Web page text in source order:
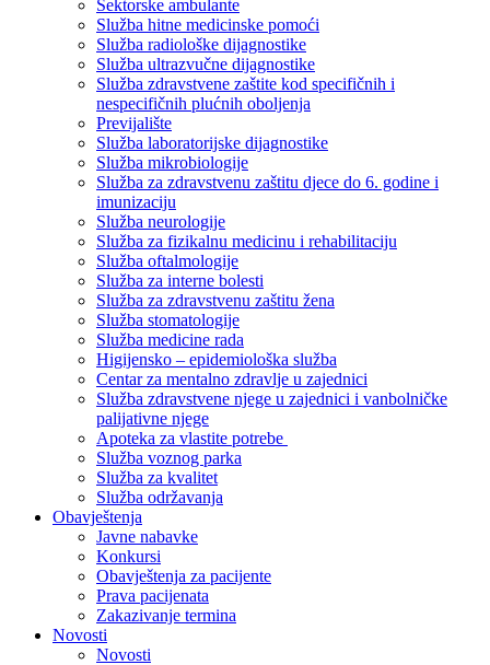
Sektorske ambulante
Služba hitne medicinske pomoći
Služba radiološke dijagnostike
Služba ultrazvučne dijagnostike
Služba zdravstvene zaštite kod specifičnih i
nespecifičnih plućnih oboljenja
Previjalište
Služba laboratorijske dijagnostike
Služba mikrobiologije
Služba za zdravstvenu zaštitu djece do 6. godine i
imunizaciju
Služba neurologije
Služba za fizikalnu medicinu i rehabilitaciju
Služba oftalmologije
Služba za interne bolesti
Služba za zdravstvenu zaštitu žena
Služba stomatologije
Služba medicine rada
Higijensko – epidemiološka služba
Centar za mentalno zdravlje u zajednici
Služba zdravstvene njege u zajednici i vanbolničke
palijativne njege
Apoteka za vlastite potrebe
Služba voznog parka
Služba za kvalitet
Služba održavanja
Obavještenja
Javne nabavke
Konkursi
Obavještenja za pacijente
Prava pacijenata
Zakazivanje termina
Novosti
Novosti